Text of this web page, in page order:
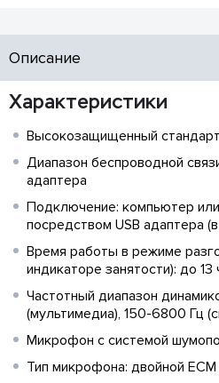
Описание
Характеристики
Высокозащищенный
Диапазон беспроводной
адаптера
Подключение: компьютер
посредством USB адаптера
Время работы в режиме
индикаторе занятости): до 13
Частотный диапазон
(мультимедиа), 150-6800 Гц
Микрофон с системой
Тип микрофона: двойной